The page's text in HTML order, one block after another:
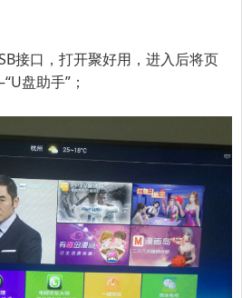
接口，打开聚好用，进入后将页
“U盘助手” ；